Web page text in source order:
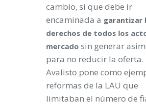
cambio, sí que debe ir
encaminada a garantizar
derechos de todos los
mercado sin generar
para no reducir la oferta.
Avalisto pone como
reformas de la LAU que
limitaban el número de